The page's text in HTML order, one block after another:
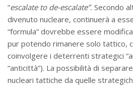
“escalate to de-escalate”. Secondo
divenuto nucleare, continuerà a
“formula” dovrebbe essere
pur potendo rimanere solo tattico,
coinvolgere i deterrenti strategici
“anticittà”). La possibilità di
nucleari tattiche da quelle